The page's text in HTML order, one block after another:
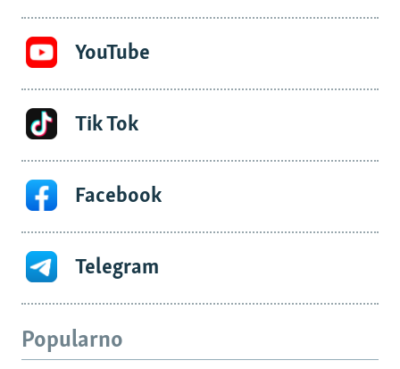
YouTube
Tik Tok
Facebook
Telegram
Popularno